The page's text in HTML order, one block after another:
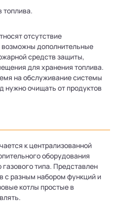
топлива.
отсутствие
возможны дополнительные
средств защиты,
для хранения топлива.
на обслуживание системы
нужно очищать от продуктов
к централизованной
оборудования
типа. Представлен
с разным набором функций и
котлы простые в